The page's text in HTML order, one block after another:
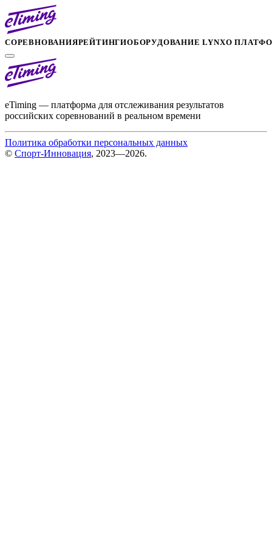
СОРЕВНОВАНИЯРЕЙТИНГИОБОРУДОВАНИЕ LYNXО
eTiming — платформа для отслеживания результатов
российских соревнований в реальном времени
Политика обработки персональных данных
© Спорт-Инновация, 2023—2026.